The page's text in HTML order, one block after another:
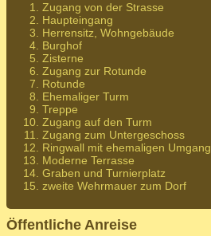
Zugang von der Strasse
Haupteingang
Herrensitz, Wohngebäude
Burghof
Zisterne
Zugang zur Rotunde
Rotunde
Ehemaliger Turm
Treppe
Zugang auf den Turm
Zugang zum Untergeschoss
Ringwall mit ehemaligen Umgang
Moderne Terrasse
Graben und Turnierplatz
zweite Wehrmauer zum Dorf
Öffentliche Anreise